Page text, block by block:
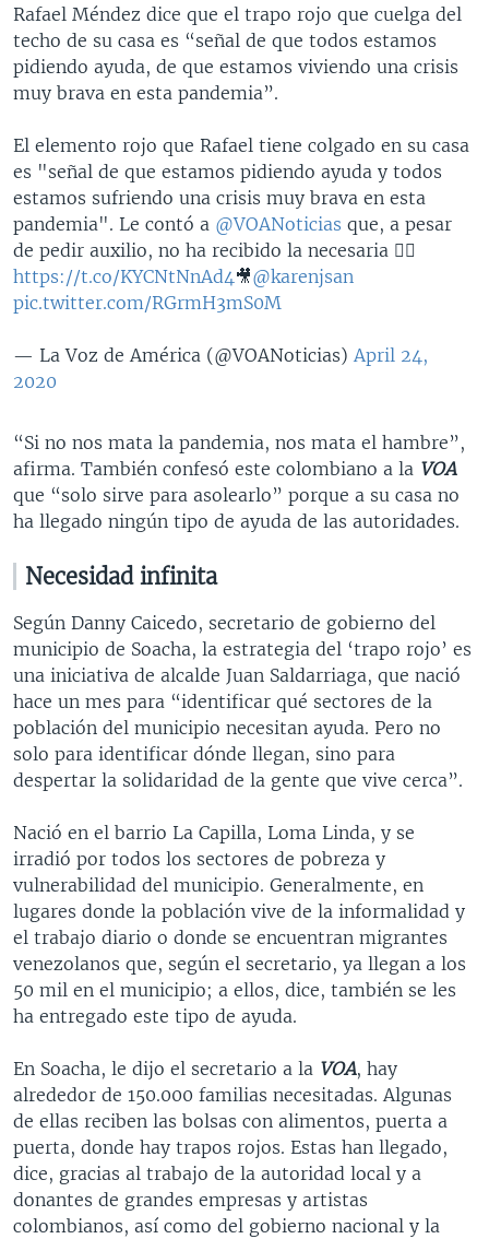
Rafael Méndez dice que el trapo rojo que cuelga del
techo de su casa es “señal de que todos estamos
pidiendo ayuda, de que estamos viviendo una crisis
muy brava en esta pandemia”.
El elemento rojo que Rafael tiene colgado en su casa
es "señal de que estamos pidiendo ayuda y todos
estamos sufriendo una crisis muy brava en esta
pandemia". Le contó a @VOANoticias que, a pesar
de pedir auxilio, no ha recibido la necesaria 👉🏻
https://t.co/KYCNtNnAd4 🎥@karenjsan
pic.twitter.com/RGrmH3mS0M
— La Voz de América (@VOANoticias) April 24,
2020
“Si no nos mata la pandemia, nos mata el hambre”,
afirma. También confesó este colombiano a la VOA
que “solo sirve para asolearlo” porque a su casa no
ha llegado ningún tipo de ayuda de las autoridades.
Necesidad infinita
Según Danny Caicedo, secretario de gobierno del
municipio de Soacha, la estrategia del ‘trapo rojo’ es
una iniciativa de alcalde Juan Saldarriaga, que nació
hace un mes para “identificar qué sectores de la
población del municipio necesitan ayuda. Pero no
solo para identificar dónde llegan, sino para
despertar la solidaridad de la gente que vive cerca”.
Nació en el barrio La Capilla, Loma Linda, y se
irradió por todos los sectores de pobreza y
vulnerabilidad del municipio. Generalmente, en
lugares donde la población vive de la informalidad y
el trabajo diario o donde se encuentran migrantes
venezolanos que, según el secretario, ya llegan a los
50 mil en el municipio; a ellos, dice, también se les
ha entregado este tipo de ayuda.
En Soacha, le dijo el secretario a la VOA, hay
alrededor de 150.000 familias necesitadas. Algunas
de ellas reciben las bolsas con alimentos, puerta a
puerta, donde hay trapos rojos. Estas han llegado,
dice, gracias al trabajo de la autoridad local y a
donantes de grandes empresas y artistas
colombianos, así como del gobierno nacional y la